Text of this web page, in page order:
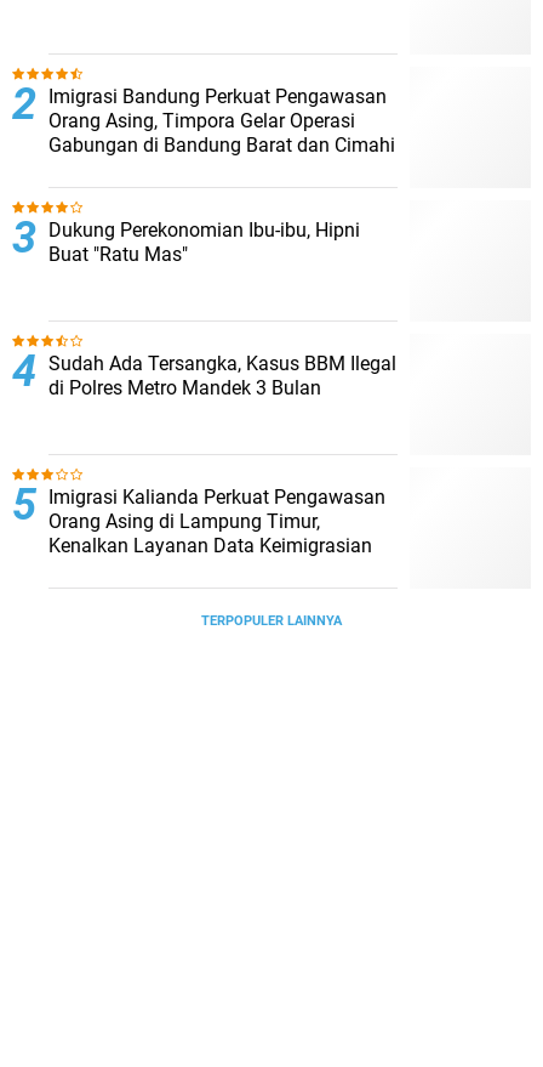
Imigrasi Bandung Perkuat Pengawasan
Orang Asing, Timpora Gelar Operasi
Gabungan di Bandung Barat dan Cimahi
Dukung Perekonomian Ibu-ibu, Hipni
Buat "Ratu Mas"
Sudah Ada Tersangka, Kasus BBM Ilegal
di Polres Metro Mandek 3 Bulan
Imigrasi Kalianda Perkuat Pengawasan
Orang Asing di Lampung Timur,
Kenalkan Layanan Data Keimigrasian
TERPOPULER LAINNYA